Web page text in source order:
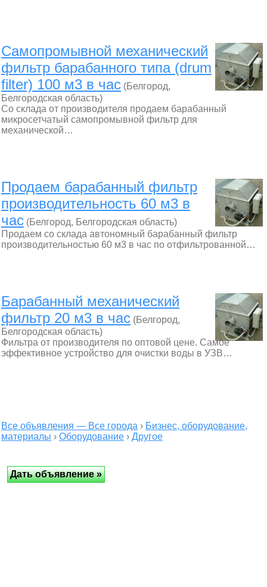
Самопромывной механический
фильтр барабанного типа (drum
filter) 100 м3 в час (Белгород,
Белгородская область)
Со склада от производителя продаем барабанный
микросетчатый самопромывной фильтр для
механической…
Продаем барабанный фильтр
производительность 60 м3 в
час (Белгород, Белгородская область)
Продаем со склада автономный барабанный фильтр
производительностью 60 м3 в час по отфильтрованной…
Барабанный механический
фильтр 20 м3 в час (Белгород,
Белгородская область)
Фильтра от производителя по оптовой цене. Самое
эффективное устройство для очистки воды в УЗВ…
Все объявления — Все города › Бизнес, оборудование,
материалы › Оборудование › Другое